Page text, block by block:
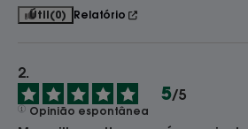
Útil(0) Relatório
5/5
Opinião espontânea